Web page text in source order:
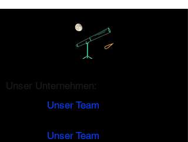
Unser Unternehmen:
Unser Team
Unser Team